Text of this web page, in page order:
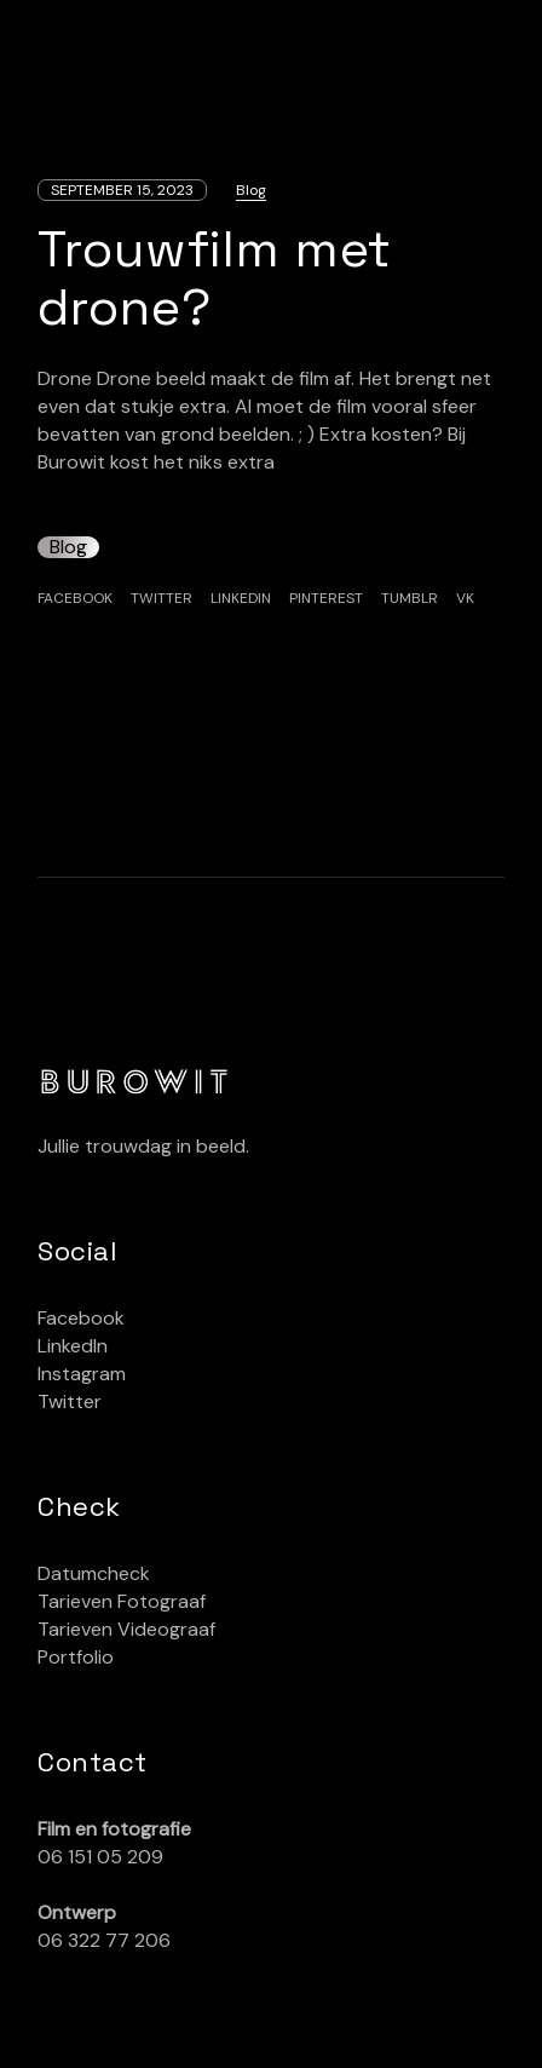
SEPTEMBER 15, 2023 Blog
Trouwfilm met
drone?
Drone Drone beeld maakt de film af. Het brengt net
even dat stukje extra. Al moet de film vooral sfeer
bevatten van grond beelden. ; ) Extra kosten? Bij
Burowit kost het niks extra
Blog
FACEBOOK TWITTER LINKEDIN PINTEREST TUMBLR VK
Jullie trouwdag in beeld.
Social
Facebook
LinkedIn
Instagram
Twitter
Check
Datumcheck
Tarieven Fotograaf
Tarieven Videograaf
Portfolio
Contact
Film en fotografie
06 151 05 209
Ontwerp
06 322 77 206